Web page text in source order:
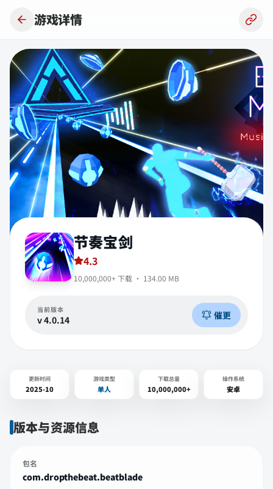
游戏详情
节奏宝剑
4.3
10,000,000+ 下载 · 134.00 MB
当前版本
v4.0.14 催更
更新时间
2025-10
游戏类型
单人
下载总量
10,000,000+
操作系统
安卓
版本与资源信息
包名
com.dropthebeat.beatblade